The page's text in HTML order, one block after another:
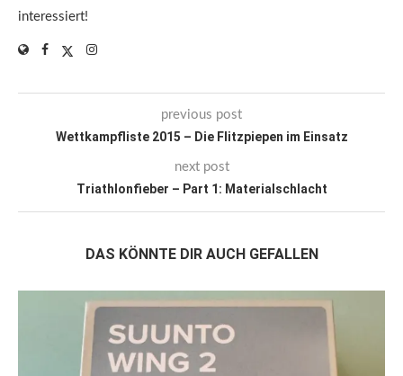
interessiert!
previous post
Wettkampfliste 2015 – Die Flitzpiepen im Einsatz
next post
Triathlonfieber – Part 1: Materialschlacht
DAS KÖNNTE DIR AUCH GEFALLEN